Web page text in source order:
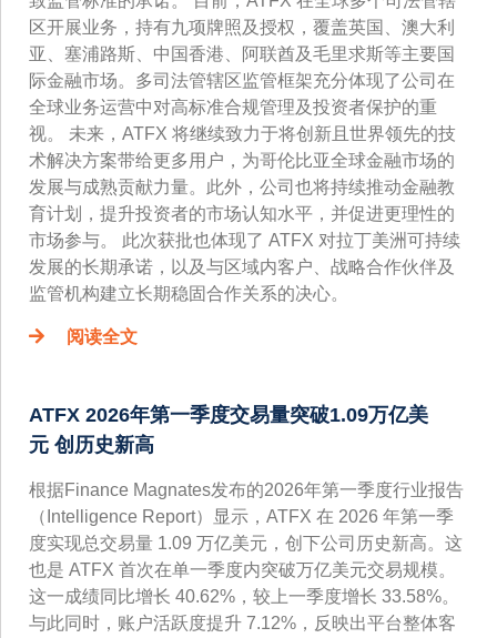
区开展业务，持有九项牌照及授权，覆盖英国、澳大利
亚、塞浦路斯、中国香港、阿联酋及毛里求斯等主要国
际金融市场。多司法管辖区监管框架充分体现了公司在
全球业务运营中对高标准合规管理及投资者保护的重
视。 未来，ATFX 将继续致力于将创新且世界领先的技
术解决方案带给更多用户，为哥伦比亚全球金融市场的
发展与成熟贡献力量。此外，公司也将持续推动金融教
育计划，提升投资者的市场认知水平，并促进更理性的
市场参与。 此次获批也体现了 ATFX 对拉丁美洲可持续
发展的长期承诺，以及与区域内客户、战略合作伙伴及
监管机构建立长期稳固合作关系的决心。
阅读全文
ATFX 2026年第一季度交易量突破1.09万亿美
元 创历史新高
根据Finance Magnates发布的2026年第一季度行业报告
（Intelligence Report）显示，ATFX 在 2026 年第一季
度实现总交易量 1.09 万亿美元，创下公司历史新高。这
也是 ATFX 首次在单一季度内突破万亿美元交易规模。
这一成绩同比增长 40.62%，较上一季度增长 33.58%。
与此同时，账户活跃度提升 7.12%，反映出平台整体客